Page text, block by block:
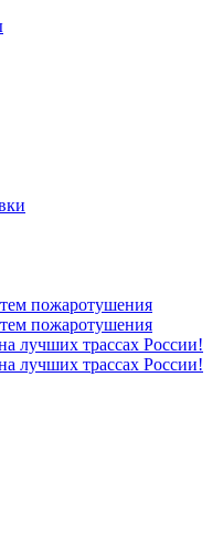
пожаротушения
пожаротушения
лучших трассах России!
лучших трассах России!